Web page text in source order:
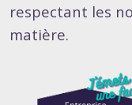
respectant les
matière.